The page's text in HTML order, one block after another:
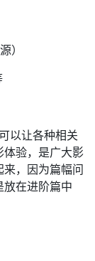
）
以让各种相关
体验，是广大影
，因为篇幅问
在进阶篇中